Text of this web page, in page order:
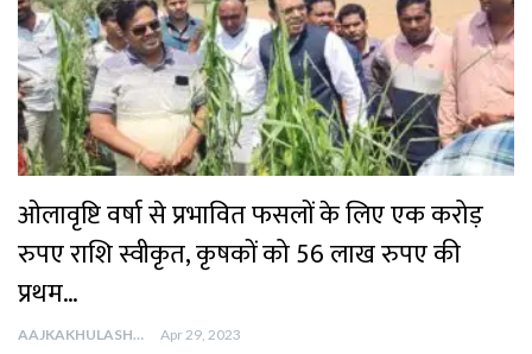
ओलावृष्टि वर्षा से प्रभावित फसलों के लिए एक करोड़
रुपए राशि स्वीकृत, कृषकों को 56 लाख रुपए की
प्रथम…
AAJKAKHULASHA Apr 29, 2023